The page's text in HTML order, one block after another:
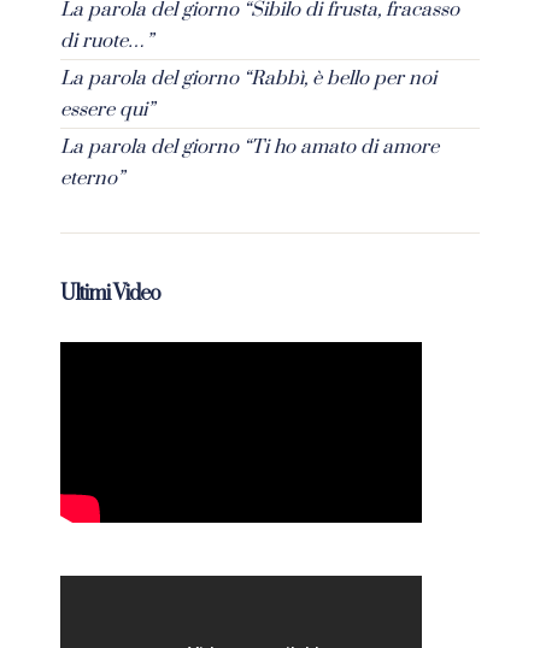
La parola del giorno “Sibilo di frusta, fracasso
di ruote…”
La parola del giorno “Rabbì, è bello per noi
essere qui”
La parola del giorno “Ti ho amato di amore
eterno”
Ultimi Video